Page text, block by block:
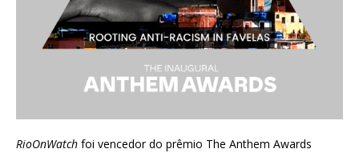
RioOnWatch foi vencedor do prêmio The Anthem Awards